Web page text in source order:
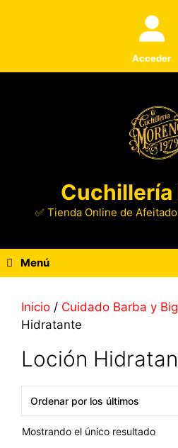
Acceder
Cuchillería
✅ Tienda Online de
Menú
Inicio / Cuidado Barba y
Hidratante
Loción
Mostrando el único resultado